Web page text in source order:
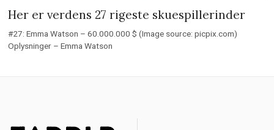
Her er verdens 27 rigeste skuespillerinder
#27: Emma Watson – 60.000.000 $ (Image source: picpix.com)
Oplysninger – Emma Watson